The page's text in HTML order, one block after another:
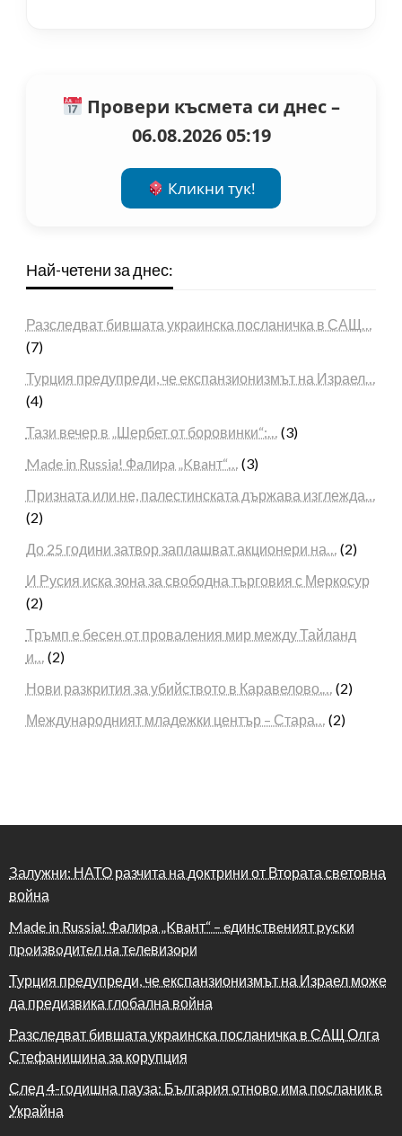
Провери късмета си днес –
06.08.2026 05:19
Кликни тук!
Най-четени за днес:
Разследват бившата украинска посланичка в САЩ…
(7)
Турция предупреди, че експанзионизмът на Израел…
(4)
Тази вечер в „Шербет от боровинки“:… (3)
Made in Russia! Фaлиpa „Kвaнт“… (3)
Призната или не, палестинската държава изглежда…
(2)
До 25 години затвор заплашват акционери на… (2)
И Русия иска зона за свободна търговия с Меркосур
(2)
Тръмп е бесен от проваления мир между Тайланд
и… (2)
Нови разкрития за убийството в Каравелово.… (2)
Международният младежки център – Стара… (2)
Залужни: НАТО разчита на доктрини от Втората световна
война
Made in Russia! Фaлиpa „Kвaнт“ – eдинcтвeният pycĸи
пpoизвoдитeл нa тeлeвизopи
Турция предупреди, че експанзионизмът на Израел може
да предизвика глобална война
Разследват бившата украинска посланичка в САЩ Олга
Стефанишина за корупция
След 4-годишна пауза: България отново има посланик в
Украйна